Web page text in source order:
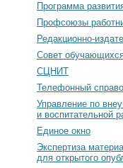
Программа
Профсоюзы
Редакционно-
Cовет
СЦНИТ
Телефонный
Управление по
и воспитательной
Единое окно
Экспертиза
для открытого